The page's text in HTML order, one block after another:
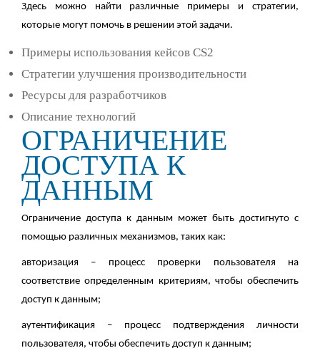
Здесь можно найти различные примеры и стратегии,
которые могут помочь в решении этой задачи.
Примеры использования кейсов CS2
Стратегии улучшения производительности
Ресурсы для разработчиков
Описание технологий
ОГРАНИЧЕНИЕ
ДОСТУПА К
ДАННЫМ
Ограничение доступа к данным может быть достигнуто с
помощью различных механизмов, таких как:
авторизация – процесс проверки пользователя на
соответствие определенным критериям, чтобы обеспечить
доступ к данным;
аутентификация – процесс подтверждения личности
пользователя, чтобы обеспечить доступ к данным;